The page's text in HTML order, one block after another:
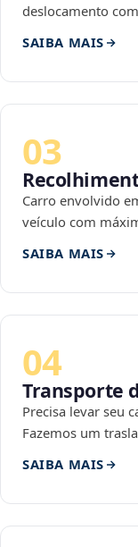
deslocamento
SAIBA MAIS
03
Carro envolvido
veículo com
SAIBA MAIS
04
Transporte
Precisa levar seu
Fazemos um
SAIBA MAIS